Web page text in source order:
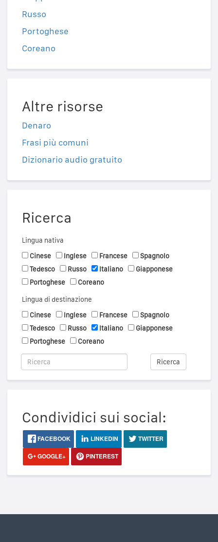
Russo
Portoghese
Coreano
Altre risorse
Denaro
Frasi più comuni
Dizionario audio gratuito
Ricerca
Lingua nativa
Cinese
Inglese Francese
Spagnolo
Tedesco
Russo Italiano
Giapponese
Portoghese
Coreano
Lingua di destinazione
Cinese
Inglese Francese
Spagnolo
Tedesco
Russo Italiano
Giapponese
Portoghese
Coreano
Ricerca
Condividici sui social:
FACEBOOK LINKEDIN
TWITTER
GOOGLE+
PINTEREST